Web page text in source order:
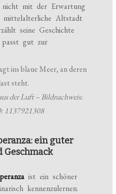
mit der Erwartung
mittelalterliche Altstadt
seine Geschichte
passt gut zur
der Luft – Bildnachweis:
1137921308
ein guter
ist ein schöner
kennenzulernen.